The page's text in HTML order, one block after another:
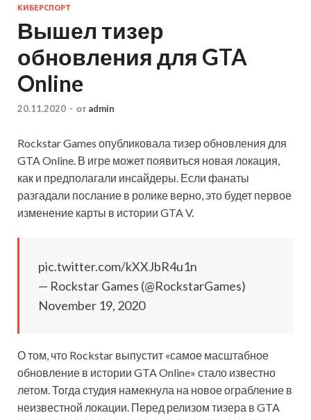
КИБЕРСПОРТ
Вышел тизер
обновления для GTA
Online
20.11.2020 - от admin
Rockstar Games опубликовала тизер обновления для
GTA Online. В игре может появиться новая локация,
как и предполагали инсайдеры. Если фанаты
разгадали послание в ролике верно, это будет первое
изменение карты в истории GTA V.
pic.twitter.com/kXXJbR4u1n
— Rockstar Games (@RockstarGames)
November 19, 2020
О том, что Rockstar выпустит «самое масштабное
обновление в истории GTA Online» стало известно
летом. Тогда студия намекнула на новое ограбление в
неизвестной локации. Перед релизом тизера в GTA